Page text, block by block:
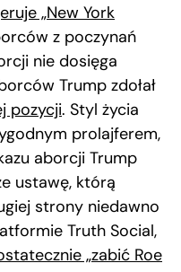
„New York
z poczynań
nie dosięga
Trump zdołał
pozycji. Styl życia
prolajferem,
aborcji Trump
ustawę, którą
strony niedawno
Truth Social,
„zabić Roe